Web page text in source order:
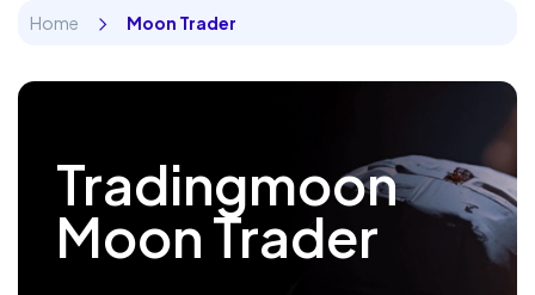
Acerca
Home Moon Trader
Tradingmoon
Moon Trader